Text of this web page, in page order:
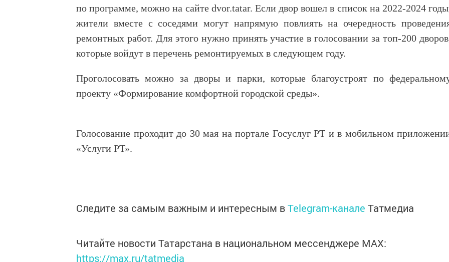
по программе, можно на сайте dvor.tatar. Если двор вошел в список на 2022-2024
жители вместе с соседями могут напрямую повлиять на очередность
ремонтных работ. Для этого нужно принять участие в голосовании за топ-200
которые войдут в перечень ремонтируемых в следующем году.
Проголосовать можно за дворы и парки, которые благоустроят по
проекту «Формирование комфортной городской среды».
Голосование проходит до 30 мая на портале Госуслуг РТ и в мобильном
«Услуги РТ».
Следите за самым важным и интересным вTelegram-канале Татмедиа
Читайте новости Татарстана в национальном мессенджере MАХ:
https://max.ru/tatmedia